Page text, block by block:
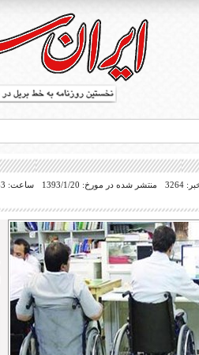
بریل در جهان
3264 منتشر شده در مورخ: 1393/1/20 ساعت: 10:53